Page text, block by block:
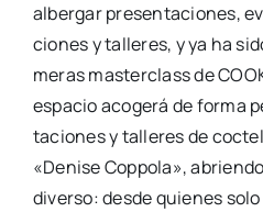
alber­gar pre­sen­ta­cio­nes,
cio­nes y talle­res, y ya ha
me­ras mas­ter­class de
espa­cio aco­ge­rá de for­ma
ta­cio­nes y talle­res de
«Deni­se Cop­po­la»,
diver­so: des­de quie­nes